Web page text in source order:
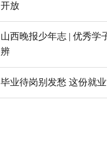
开放
山西晚报少年志 | 优秀
辨
毕业待岗别发